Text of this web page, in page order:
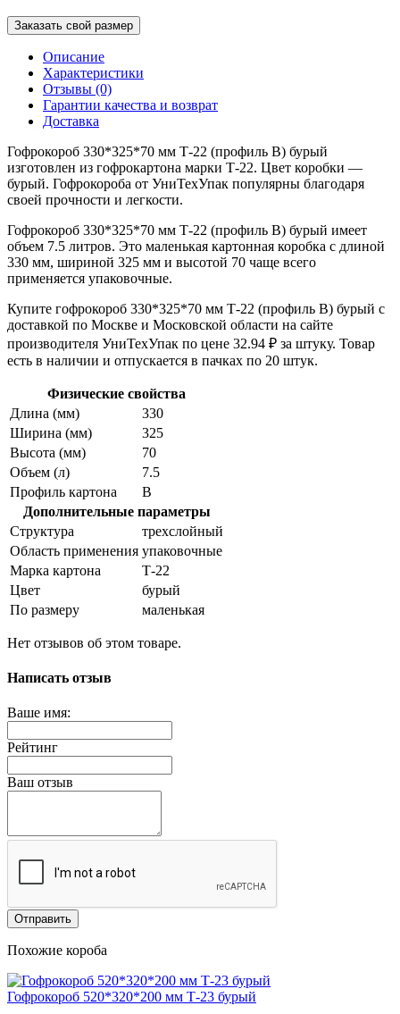
Заказать свой размер
Описание
Характеристики
Отзывы (0)
Гарантии качества и возврат
Доставка
Гофрокороб 330*325*70 мм Т-22 (профиль B) бурый
изготовлен из гофрокартона марки Т-22. Цвет коробки —
бурый. Гофрокороба от УниТехУпак популярны благодаря
своей прочности и легкости.
Гофрокороб 330*325*70 мм Т-22 (профиль B) бурый имеет
объем 7.5 литров. Это маленькая картонная коробка с длиной
330 мм, шириной 325 мм и высотой 70 чаще всего
применяется упаковочные.
Купите гофрокороб 330*325*70 мм Т-22 (профиль B) бурый с
доставкой по Москве и Московской области на сайте
производителя УниТехУпак по цене 32.94 ₽ за штуку. Товар
есть в наличии и отпускается в пачках по 20 штук.
Физические свойства
Длина (мм)
330
Ширина (мм)
325
Высота (мм)
70
Объем (л)
7.5
Профиль картона
В
Дополнительные параметры
Структура
трехслойный
Область применения упаковочные
Марка картона
Т-22
Цвет
бурый
По размеру
маленькая
Нет отзывов об этом товаре.
Написать отзыв
Ваше имя:
Рейтинг
Ваш отзыв
Отправить
Похожие короба
Гофрокороб 520*320*200 мм Т-23 бурый